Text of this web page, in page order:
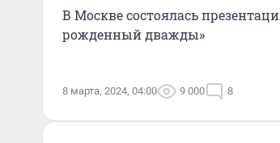
В Москве состоялась
рожденный дважды»
8 марта, 2024, 04:00 9 000 8